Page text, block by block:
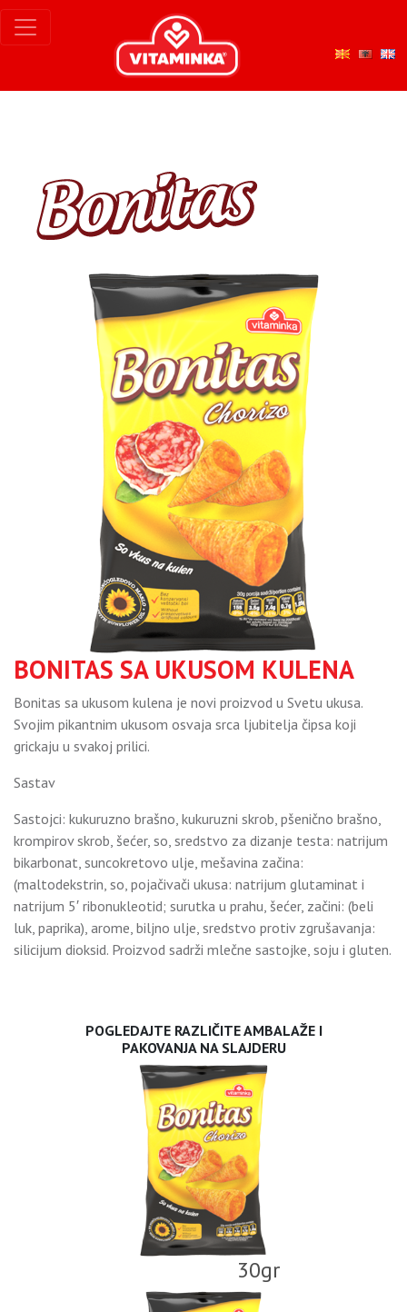
BONITAS SA UKUSOM KULENA
Bonitas sa ukusom kulena je novi proizvod u Svetu ukusa.
Svojim pikantnim ukusom osvaja srca ljubitelja čipsa koji
grickaju u svakoj prilici.
Sastav
Sastojci: kukuruzno brašno, kukuruzni skrob, pšenično brašno,
krompirov skrob, šećer, so, sredstvo za dizanje testa: natrijum
bikarbonat, suncokretovo ulje, mešavina začina:
(maltodekstrin, so, pojačivači ukusa: natrijum glutaminat i
natrijum 5′ ribonukleotid; surutka u prahu, šećer, začini: (beli
luk, paprika), arome, biljno ulje, sredstvo protiv zgrušavanja:
silicijum dioksid. Proizvod sadrži mlečne sastojke, soju i gluten.
POGLEDAJTE RAZLIČITE AMBALAŽE I
PAKOVANJA NA SLAJDERU
30gr